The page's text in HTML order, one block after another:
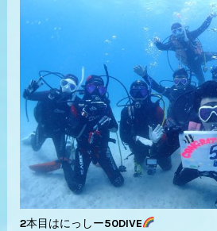
2本目はにっしー50DIVE